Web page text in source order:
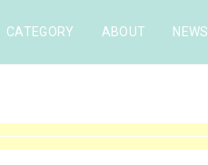
CATEGORY ABOUT NEWS